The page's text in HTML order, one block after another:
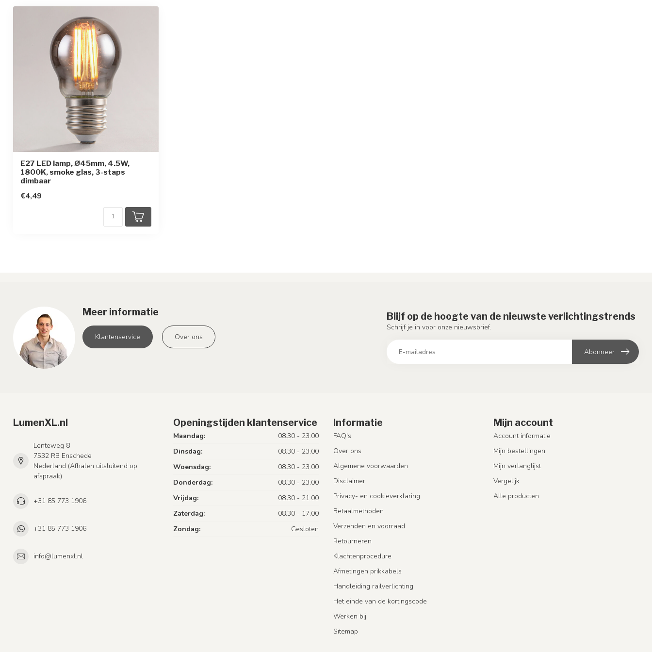
Afmetingen
Beschermingsgraad
Opwarmtijd
E27 LED lamp, Ø45mm, 4.5W,
1800K, smoke glas, 3-staps
dimbaar
€4,49
Meer informatie
Klantenservice Over ons
Blijf op de hoogte van de nieuwste verlichtingstrends
Schrijf je in voor onze nieuwsbrief.
Abonneer
LumenXL.nl
Lenteweg 8
7532 RB Enschede
Nederland (Afhalen uitsluitend op
afspraak)
+31 85 773 1906
+31 85 773 1906
info@lumenxl.nl
Openingstijden klantenservice
Maandag:
08.30 - 23.00
Dinsdag:
08.30 - 23.00
Woensdag:
08.30 - 23.00
Donderdag:
08.30 - 23.00
Vrijdag:
08.30 - 21.00
Zaterdag:
08.30 - 17.00
Zondag:
Gesloten
Informatie
FAQ's
Over ons
Algemene voorwaarden
Disclaimer
Privacy- en cookieverklaring
Betaalmethoden
Verzenden en voorraad
Retourneren
Klachtenprocedure
Afmetingen prikkabels
Handleiding railverlichting
Het einde van de kortingscode
Werken bij
Sitemap
Mijn account
Account informatie
Mijn bestellingen
Mijn verlanglijst
Vergelijk
Alle producten